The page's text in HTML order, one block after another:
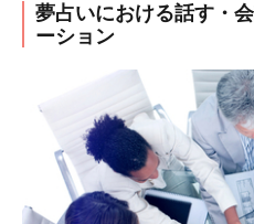
夢占いにおける話す・
ーション